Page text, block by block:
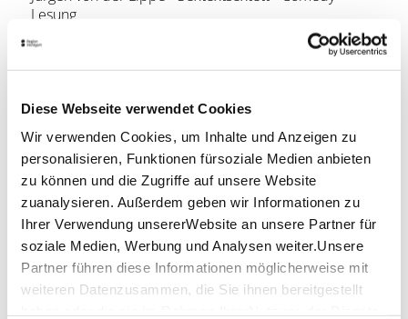
Diese Webseite verwendet Cookies
Wir verwenden Cookies, um Inhalte und Anzeigen zu
personalisieren, Funktionen fürsoziale Medien anbieten
zu können und die Zugriffe auf unsere Website
zuanalysieren. Außerdem geben wir Informationen zu
Ihrer Verwendung unsererWebsite an unsere Partner für
soziale Medien, Werbung und Analysen weiter.Unsere
Partner führen diese Informationen möglicherweise mit
weiteren Datenzusammen, die Sie ihnen bereitgestellt
Lesung
Jürgen von der Lippe präsentiert mit „Sextextsextett“
Wortwitz, Sprachkunst und skurrile Beobachtungen –
Überraschungen.
Lage & Kontakt
CCS Stadtgarten Schwäbisch Gmünd
Rektor-Klaus-Str. 9
73525 SCHWÄBISCH GMÜND
Telefon:+49 1806 570 070
Mail:info@eventim.de